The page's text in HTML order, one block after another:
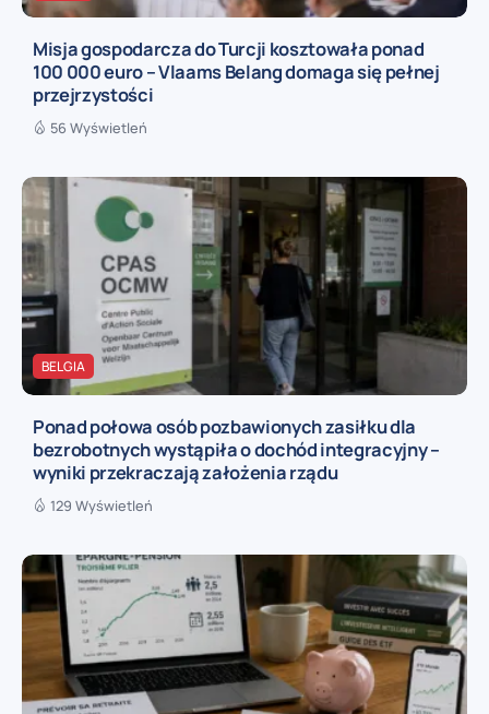
Misja gospodarcza do Turcji kosztowała ponad
100 000 euro – Vlaams Belang domaga się pełnej
przejrzystości
56 Wyświetleń
BELGIA
Ponad połowa osób pozbawionych zasiłku dla
bezrobotnych wystąpiła o dochód integracyjny –
wyniki przekraczają założenia rządu
129 Wyświetleń